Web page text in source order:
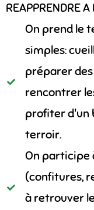
REAPPRENDRE
On prend le
simples:
préparer des
rencontrer
profiter d'un
terroir.
On participe
(confitures,
à retrouver